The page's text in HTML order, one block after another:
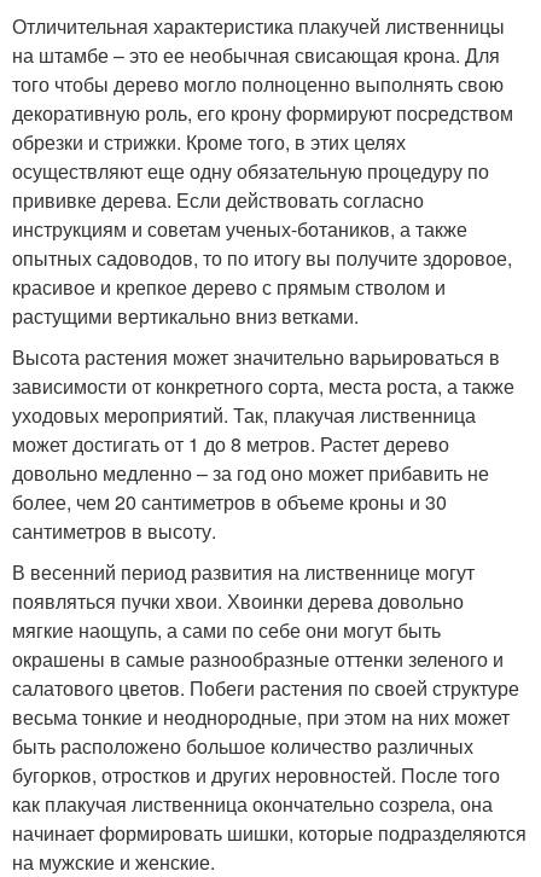
Отличительная характеристика плакучей лиственницы
на штамбе – это ее необычная свисающая крона. Для
того чтобы дерево могло полноценно выполнять свою
декоративную роль, его крону формируют посредством
обрезки и стрижки. Кроме того, в этих целях
осуществляют еще одну обязательную процедуру по
прививке дерева. Если действовать согласно
инструкциям и советам ученых-ботаников, а также
опытных садоводов, то по итогу вы получите здоровое,
красивое и крепкое дерево с прямым стволом и
растущими вертикально вниз ветками.
Высота растения может значительно варьироваться в
зависимости от конкретного сорта, места роста, а также
уходовых мероприятий. Так, плакучая лиственница
может достигать от 1 до 8 метров. Растет дерево
довольно медленно – за год оно может прибавить не
более, чем 20 сантиметров в объеме кроны и 30
сантиметров в высоту.
В весенний период развития на лиственнице могут
появляться пучки хвои. Хвоинки дерева довольно
мягкие наощупь, а сами по себе они могут быть
окрашены в самые разнообразные оттенки зеленого и
салатового цветов. Побеги растения по своей структуре
весьма тонкие и неоднородные, при этом на них может
быть расположено большое количество различных
бугорков, отростков и других неровностей. После того
как плакучая лиственница окончательно созрела, она
начинает формировать шишки, которые подразделяются
на мужские и женские.